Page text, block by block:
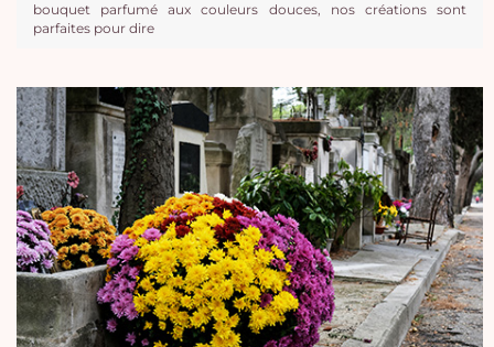
bouquet parfumé aux couleurs douces, nos créations sont
parfaites pour dire